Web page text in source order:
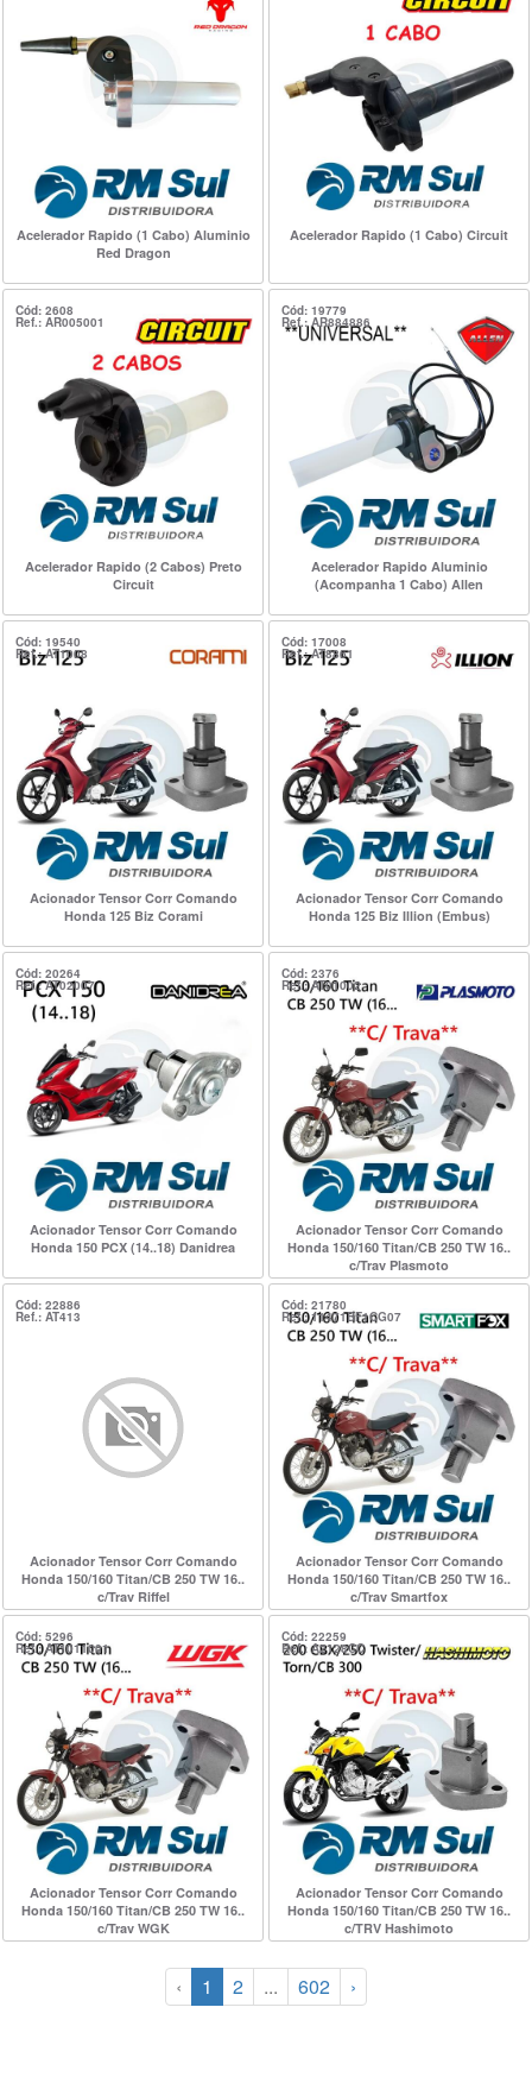
Acelerador Rapido (1 Cabo) Aluminio
Red Dragon
Acelerador Rapido (1 Cabo) Circuit
Cód: 2608
Ref.: AR005001
Acelerador Rapido (2 Cabos) Preto
Circuit
Cód: 19779
Ref.: AR884886
Acelerador Rapido Aluminio
(Acompanha 1 Cabo) Allen
Cód: 19540
Ref.: AT1008
Acionador Tensor Corr Comando
Honda 125 Biz Corami
Cód: 17008
Ref.: AT8861
Acionador Tensor Corr Comando
Honda 125 Biz Illion (Embus)
Cód: 20264
Ref.: AT02007
Acionador Tensor Corr Comando
Honda 150 PCX (14..18) Danidrea
Cód: 2376
Ref.: AT01002
Acionador Tensor Corr Comando
Honda 150/160 Titan/CB 250 TW 16..
c/Trav Plasmoto
Cód: 22886
Ref.: AT413
Acionador Tensor Corr Comando
Honda 150/160 Titan/CB 250 TW 16..
c/Trav Riffel
Cód: 21780
Ref.: 11471BF1CG07
Acionador Tensor Corr Comando
Honda 150/160 Titan/CB 250 TW 16..
c/Trav Smartfox
Cód: 5296
Ref.: AT1011001
Acionador Tensor Corr Comando
Honda 150/160 Titan/CB 250 TW 16..
c/Trav WGK
Cód: 22259
Ref.: A2128CC
Acionador Tensor Corr Comando
Honda 150/160 Titan/CB 250 TW 16..
c/TRV Hashimoto
‹ 1 2 ... 602 ›